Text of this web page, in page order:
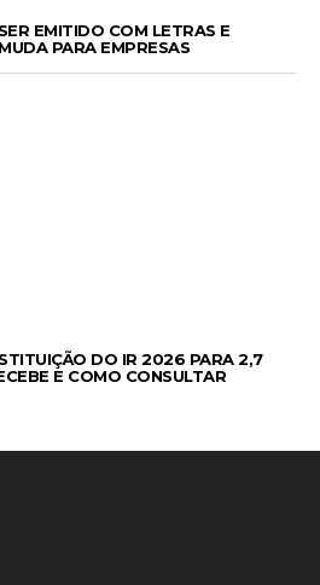
EMITIDO COM LETRAS E
PARA EMPRESAS
DO IR 2026 PARA 2,7
E COMO CONSULTAR